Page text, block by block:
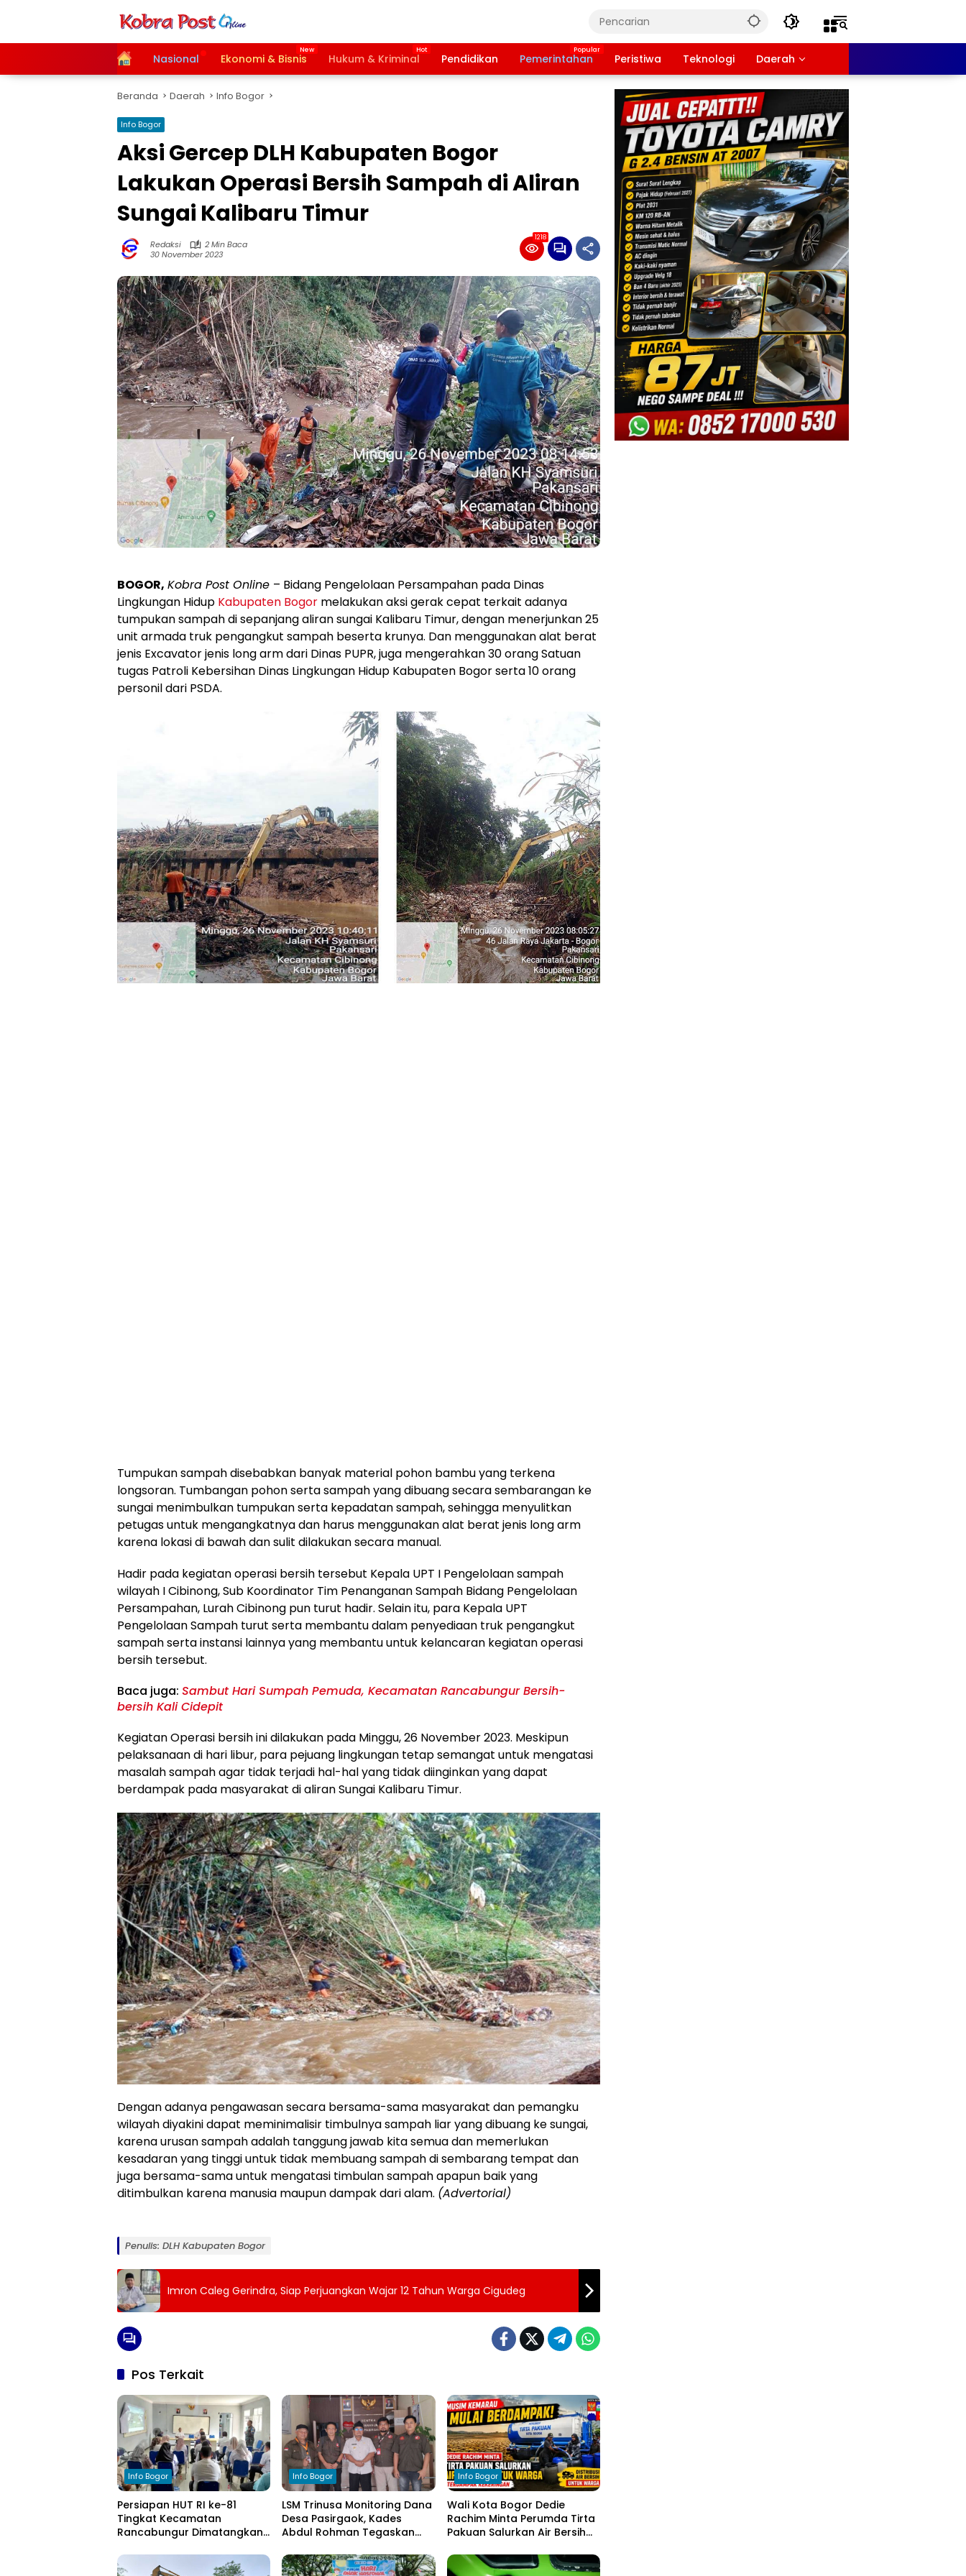
HomeNasional Ekonomi & Bisnis Hukum & Kriminal Pendidikan Pemerintahan Peristiwa Teknologi Daerah
Beranda Daerah Info Bogor
Info Bogor
Aksi Gercep DLH Kabupaten Bogor
Lakukan Operasi Bersih Sampah di Aliran
Sungai Kalibaru Timur
Redaksi
2 Min Baca
30 November 2023
1218
BOGOR, Kobra Post Online – Bidang Pengelolaan Persampahan pada Dinas
Lingkungan Hidup Kabupaten Bogor melakukan aksi gerak cepat terkait adanya
tumpukan sampah di sepanjang aliran sungai Kalibaru Timur, dengan menerjunkan 25
unit armada truk pengangkut sampah beserta krunya. Dan menggunakan alat berat
jenis Excavator jenis long arm dari Dinas PUPR, juga mengerahkan 30 orang Satuan
tugas Patroli Kebersihan Dinas Lingkungan Hidup Kabupaten Bogor serta 10 orang
personil dari PSDA.
Tumpukan sampah disebabkan banyak material pohon bambu yang terkena
longsoran. Tumbangan pohon serta sampah yang dibuang secara sembarangan ke
sungai menimbulkan tumpukan serta kepadatan sampah, sehingga menyulitkan
petugas untuk mengangkatnya dan harus menggunakan alat berat jenis long arm
karena lokasi di bawah dan sulit dilakukan secara manual.
Hadir pada kegiatan operasi bersih tersebut Kepala UPT I Pengelolaan sampah
wilayah I Cibinong, Sub Koordinator Tim Penanganan Sampah Bidang Pengelolaan
Persampahan, Lurah Cibinong pun turut hadir. Selain itu, para Kepala UPT
Pengelolaan Sampah turut serta membantu dalam penyediaan truk pengangkut
sampah serta instansi lainnya yang membantu untuk kelancaran kegiatan operasi
bersih tersebut.
Baca juga: Sambut Hari Sumpah Pemuda, Kecamatan Rancabungur Bersih-
bersih Kali Cidepit
Kegiatan Operasi bersih ini dilakukan pada Minggu, 26 November 2023. Meskipun
pelaksanaan di hari libur, para pejuang lingkungan tetap semangat untuk mengatasi
masalah sampah agar tidak terjadi hal-hal yang tidak diinginkan yang dapat
berdampak pada masyarakat di aliran Sungai Kalibaru Timur.
Dengan adanya pengawasan secara bersama-sama masyarakat dan pemangku
wilayah diyakini dapat meminimalisir timbulnya sampah liar yang dibuang ke sungai,
karena urusan sampah adalah tanggung jawab kita semua dan memerlukan
kesadaran yang tinggi untuk tidak membuang sampah di sembarang tempat dan
juga bersama-sama untuk mengatasi timbulan sampah apapun baik yang
ditimbulkan karena manusia maupun dampak dari alam. (Advertorial)
Penulis: DLH Kabupaten Bogor
Imron Caleg Gerindra, Siap Perjuangkan Wajar 12 Tahun Warga Cigudeg
Pos Terkait
Info Bogor
Persiapan HUT RI ke-81
Tingkat Kecamatan
Rancabungur Dimatangkan
Seluruh Elemen Masyarakat
Info Bogor
LSM Trinusa Monitoring Dana
Desa Pasirgaok, Kades
Abdul Rohman Tegaskan
Pengelolaan Anggaran
Info Bogor
Wali Kota Bogor Dedie
Rachim Minta Perumda Tirta
Pakuan Salurkan Air Bersih
Kekeringan